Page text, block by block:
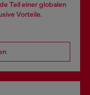
Teil einer globalen
Vorteile.